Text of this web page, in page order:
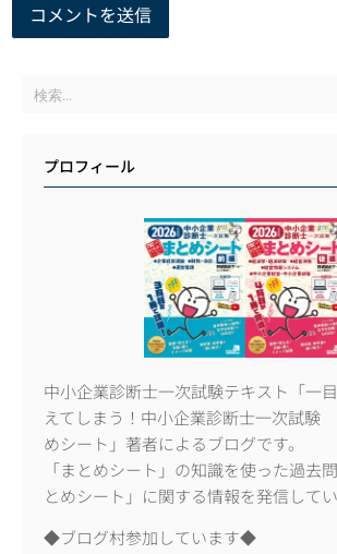
プロフィール
中小企業診断士一次試験テキスト「一
えてしまう！中小企業診断士一次試験
めシート」著者によるブログです。
「まとめシート」の知識を使った過去
とめシート」に関する情報を発信してい
◆ブログ村参加しています◆